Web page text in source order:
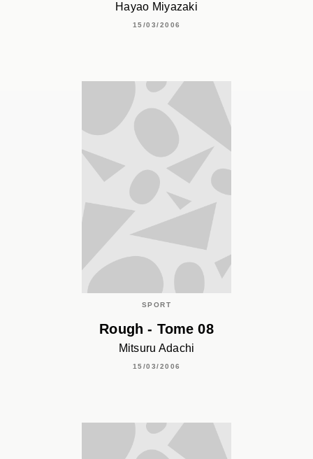
Hayao Miyazaki
15/03/2006
SPORT
Rough - Tome 08
Mitsuru Adachi
15/03/2006